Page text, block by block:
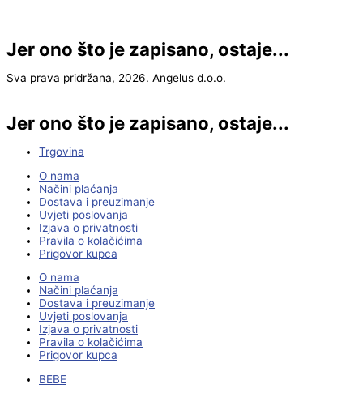
Jer ono što je zapisano, ostaje...
Sva prava pridržana, 2026. Angelus d.o.o.
Jer ono što je zapisano, ostaje...
Trgovina
O nama
Načini plaćanja
Dostava i preuzimanje
Uvjeti poslovanja
Izjava o privatnosti
Pravila o kolačićima
Prigovor kupca
O nama
Načini plaćanja
Dostava i preuzimanje
Uvjeti poslovanja
Izjava o privatnosti
Pravila o kolačićima
Prigovor kupca
BEBE